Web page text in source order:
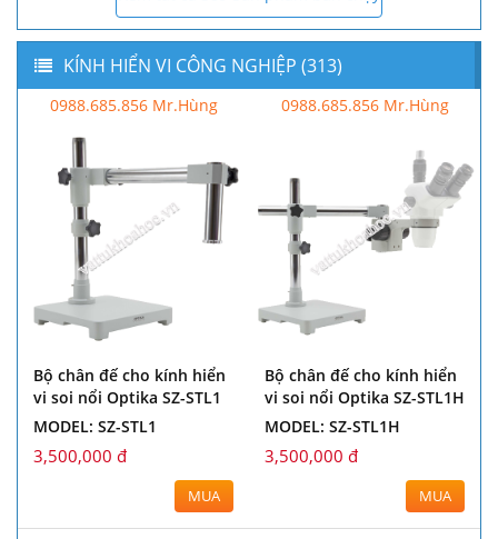
KÍNH HIỂN VI CÔNG NGHIỆP (313)
Mr.Hùng
đế cho kính hiển
nổi Optika ST-155
ST-155
đ
0988.685.856 Mr.Hùng
Bộ chân đế cho kính hiển
vi soi nổi Optika ST-156
MODEL: ST-156
2,500,000 đ
Bộ
vi soi